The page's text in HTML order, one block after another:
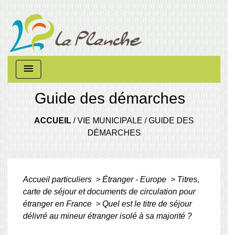
menu
Guide des démarches
ACCUEIL/VIE MUNICIPALE/GUIDE DES
DÉMARCHES
Accueil particuliers > Étranger - Europe > Titres,
carte de séjour et documents de circulation pour
étranger en France > Quel est le titre de séjour
délivré au mineur étranger isolé à sa majorité ?